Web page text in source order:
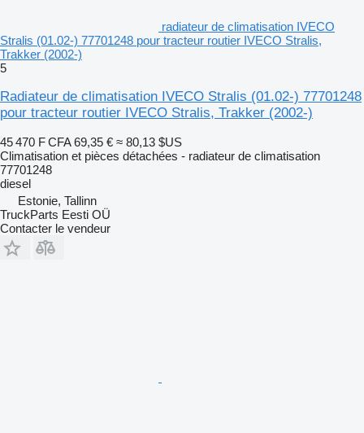
radiateur de climatisation IVECO
Stralis (01.02-) 77701248 pour tracteur routier IVECO Stralis,
Trakker (2002-)
5
Radiateur de climatisation IVECO Stralis (01.02-) 77701248
pour tracteur routier IVECO Stralis, Trakker (2002-)
45 470 F CFA 69,35 € ≈ 80,13 $US
Climatisation et pièces détachées - radiateur de climatisation
77701248
diesel
Estonie, Tallinn
TruckParts Eesti OÜ
Contacter le vendeur